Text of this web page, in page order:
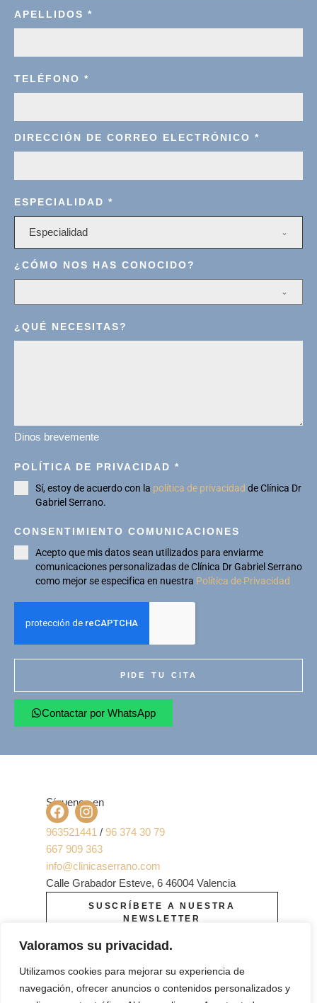
Valoramos su privacidad.
Utilizamos cookies para mejorar su experiencia de
navegación, ofrecer anuncios o contenidos personalizados y
APELLIDOS *
TELÉFONO *
DIRECCIÓN DE CORREO ELECTRÓNICO *
ESPECIALIDAD *
Especialidad
¿CÓMO NOS HAS CONOCIDO?
¿QUÉ NECESITAS?
Dinos brevemente
POLÍTICA DE PRIVACIDAD *
Sí, estoy de acuerdo con la política de privacidad de Clínica Dr
Gabriel Serrano.
CONSENTIMIENTO COMUNICACIONES
Acepto que mis datos sean utilizados para enviarme
comunicaciones personalizadas de Clínica Dr Gabriel Serrano
como mejor se especifica en nuestra Política de Privacidad
PIDE TU CITA
Contactar por WhatsApp
Síguenos en
963521441 / 96 374 30 79
667 909 363
info@clinicaserrano.com
Calle Grabador Esteve, 6 46004 Valencia
SUSCRÍBETE A NUESTRA
NEWSLETTER